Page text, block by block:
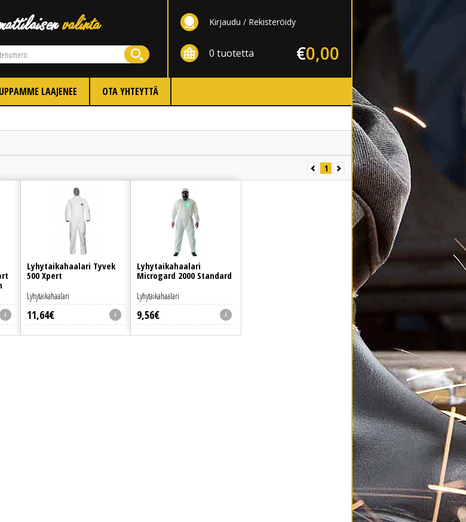
Kirjaudu Rekisteröidy
0 tuotetta 0,00
€
LAAJENEE OTA YHTEYTTÄ
1
Lyhytaikahaalari Tyvek
500 Xpert
11,64€
Lyhytaikahaalari
Lyhytaikahaalari
Microgard 2000 Standard
9,56€
Lyhytaikahaalari